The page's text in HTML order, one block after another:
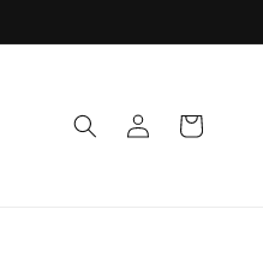
EinloggenWarenkorb